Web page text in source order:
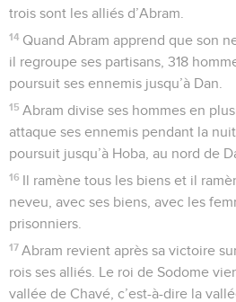
trois sont les alliés d’Abram.
14 Quand Abram apprend que son
il regroupe ses partisans, 318
poursuit ses ennemis jusqu’à Dan.
15 Abram divise ses hommes en
attaque ses ennemis pendant la
poursuit jusqu’à Hoba, au nord de
16 Il ramène tous les biens et il
neveu, avec ses biens, avec les
prisonniers.
17 Abram revient après sa victoire
rois ses alliés. Le roi de Sodome
vallée de Chavé, c’est-à-dire la